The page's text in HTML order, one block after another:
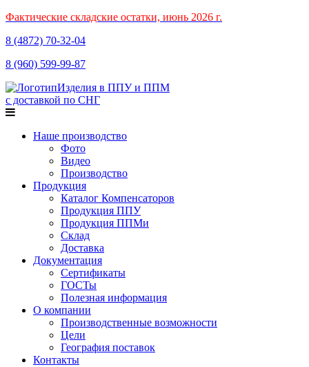
Фактические складские остатки, июнь 2026 г.
8 (4872) 70-32-04
8 (960) 599-99-87
Изделия в ППУ и ППМ
с доставкой по СНГ
Наше производство
Фото
Видео
Производство
Продукция
Каталог Компенсаторов
Продукция ППУ
Продукция ППМи
Склад
Доставка
Документация
Сертификаты
ГОСТы
Полезная информация
О компании
Производственные возможности
Цели
География поставок
Контакты